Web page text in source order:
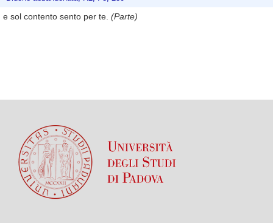
e sol contento sento per te. (Parte)